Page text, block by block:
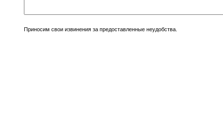
Приносим свои извинения за предоставленные неудобства.